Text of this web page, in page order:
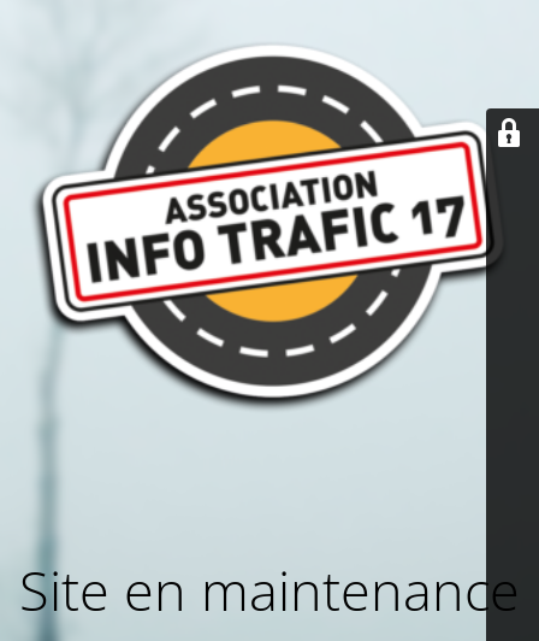
Site en maintenance